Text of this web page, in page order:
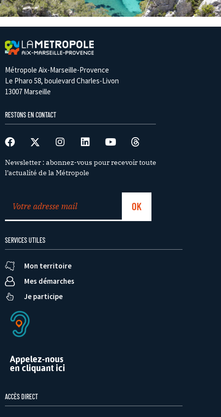
Métropole Aix-Marseille-Provence
Le Pharo 58, boulevard Charles-Livon
13007 Marseille
RESTONS EN CONTACT
Newsletter : abonnez-vous pour recevoir toute
l’actualité de la Métropole
SERVICES UTILES
Mon territoire
Mes démarches
Je participe
Appelez-nous
en cliquant ici
ACCÈS DIRECT